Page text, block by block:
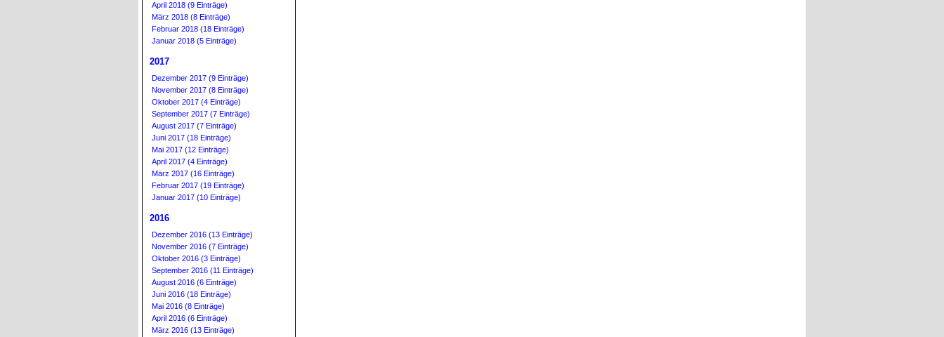
April 2018 (9 Einträge)
März 2018 (8 Einträge)
Februar 2018 (18 Einträge)
Januar 2018 (5 Einträge)
2017
Dezember 2017 (9 Einträge)
November 2017 (8 Einträge)
Oktober 2017 (4 Einträge)
September 2017 (7 Einträge)
August 2017 (7 Einträge)
Juni 2017 (18 Einträge)
Mai 2017 (12 Einträge)
April 2017 (4 Einträge)
März 2017 (16 Einträge)
Februar 2017 (19 Einträge)
Januar 2017 (10 Einträge)
2016
Dezember 2016 (13 Einträge)
November 2016 (7 Einträge)
Oktober 2016 (3 Einträge)
September 2016 (11 Einträge)
August 2016 (6 Einträge)
Juni 2016 (18 Einträge)
Mai 2016 (8 Einträge)
April 2016 (6 Einträge)
März 2016 (13 Einträge)